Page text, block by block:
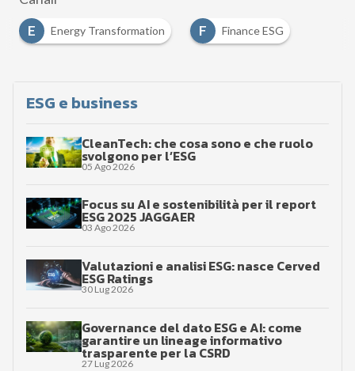
E
Energy Transformation F Finance ESG
ESG e business
CleanTech: che cosa sono e che ruolo
svolgono per l’ESG
05 Ago 2026
Focus su AI e sostenibilità per il report
ESG 2025 JAGGAER
03 Ago 2026
Valutazioni e analisi ESG: nasce Cerved
ESG Ratings
30 Lug 2026
Governance del dato ESG e AI: come
garantire un lineage informativo
trasparente per la CSRD
27 Lug 2026